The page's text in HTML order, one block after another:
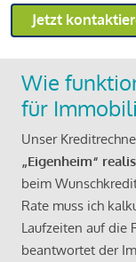
Jetzt
Wie
für
Unser
„Eigenheim“
beim
Rate muss ich
Laufzeiten auf die
beantwortet der